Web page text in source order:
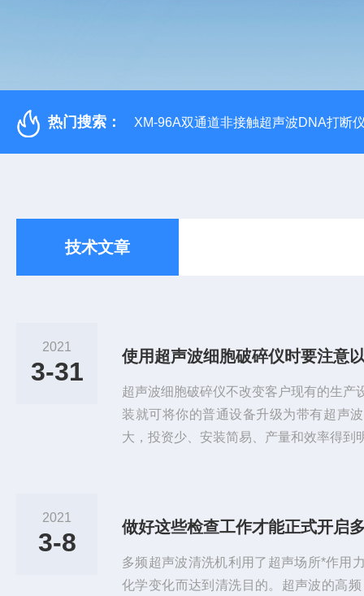
热门搜索： XM-96A双通道非接触超声波DNA打断
技术文章
2021
3-31
使用超声波细胞破碎仪时要注意
超声波细胞破碎仪不改变客户现有的生产
装就可将你的普通设备升级为带有超声
大，投资少、安装简易、产量和效率得到
连，变幅杆将超声波能量振动传递给工具
2021
3-8
做好这些检查工作才能正式开启
多频超声波清洗机利用了超声场所*作用
化学变化而达到清洗目的。超声波的高